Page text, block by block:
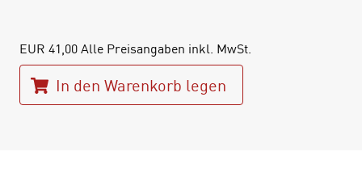
EUR 41,00 Alle Preisangaben inkl. MwSt.
In den Warenkorb legen